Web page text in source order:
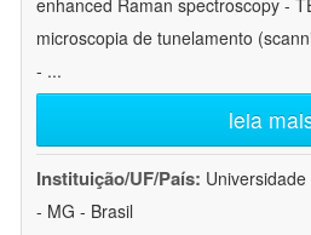
enhanced Raman spectroscopy -
microscopia de tunelamento
- ...
leia
Instituição/UF/País:
- MG - Brasil